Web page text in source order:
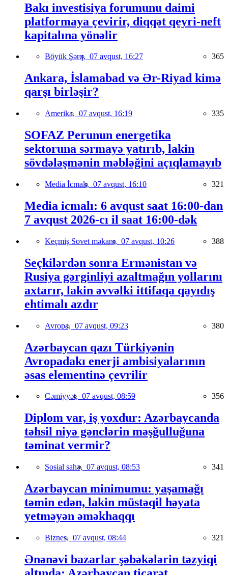
Bakı investisiya forumunu daimi
platformaya çevirir, diqqət qeyri-neft
kapitalına yönəlir
Böyük Şərq, 07 avqust, 16:27 365
Ankara, İslamabad və Ər-Riyad kimə
qarşı birləşir?
Amerika, 07 avqust, 16:19 335
SOFAZ Perunun energetika
sektoruna sərmayə yatırıb, lakin
sövdələşmənin məbləğini açıqlamayıb
Media İcmalı, 07 avqust, 16:10 321
Media icmalı: 6 avqust saat 16:00-dan
7 avqust 2026-cı il saat 16:00-dək
Keçmiş Sovet məkanı, 07 avqust, 10:26 388
Seçkilərdən sonra Ermənistan və
Rusiya gərginliyi azaltmağın yollarını
axtarır, lakin əvvəlki ittifaqa qayıdış
ehtimalı azdır
Avropa, 07 avqust, 09:23 380
Azərbaycan qazı Türkiyənin
Avropadakı enerji ambisiyalarının
əsas elementinə çevrilir
Cəmiyyət, 07 avqust, 08:59 356
Diplom var, iş yoxdur: Azərbaycanda
təhsil niyə gənclərin məşğulluğuna
təminat vermir?
Sosial sahə, 07 avqust, 08:53 341
Azərbaycan minimumu: yaşamağı
təmin edən, lakin müstəqil həyata
yetməyən əməkhaqqı
Biznes, 07 avqust, 08:44 321
Ənənəvi bazarlar şəbəkələrin təzyiqi